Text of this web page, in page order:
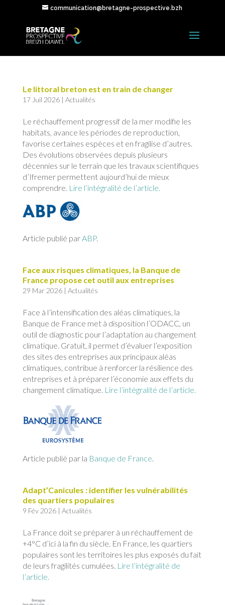
communication@bretagne-prospective.bzh
Le littoral breton est en train de changer
17 Juil 2026| Actualités
Le réchauffement progressif de la mer modifie les
habitats, avance les périodes de reproduction,
favorise certaines espèces et en fragilise d’autres.
Des évolutions observées depuis plusieurs
décennies sur le terrain que les travaux scientifiques
d’Ifremer permettent aujourd’hui de mieux
comprendre. Lire l’intégralité de l’article.
Article publié parABP.
Face aux risques climatiques, la Banque de
France propose cet outil aux entreprises
29 Mar 2026| Actualités
Face à l’intensification des aléas climatiques, la
Banque de France met à disposition l’ODACC, un
outil de diagnostic pour l’adaptation au changement
climatique. Gratuit, il permet d’évaluer l’exposition
des sites des entreprises aux principaux aléas
climatiques, contribue à renforcer la résilience des
entreprises et à préparer l’économie aux effets du
changement climatique. Lire l’intégralité de l’article.
Article publié par la Banque de France.
Adapt’Canicules : identifier les vulnérabilités
des quartiers populaires
9 Fév 2026| Actualités
La France doit se préparer à un réchauffement de
+4°C d’ici à la fin du siècle. En France, les quartiers
populaires sont les territoires les plus exposés du fait
de leurs fragilités cumulées. Lire l’intégralité de
l’article.